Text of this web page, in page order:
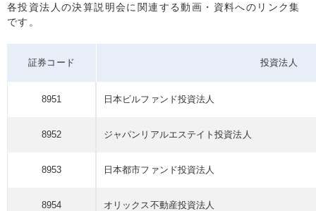
各投資法人の決算説明会に関連する動画・資料へのリンク集
です。
証券コード 投資法人
8951 日本ビルファンド投資法人
8952 ジャパンリアルエステイト投資法人
8953 日本都市ファンド投資法人
8954 オリックス不動産投資法人